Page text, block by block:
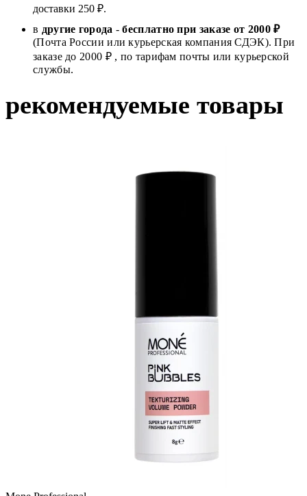
доставки 250 ₽.
в другие города -бесплатно при заказе от 2000 ₽
(Почта России или курьерская компания СДЭК). При
заказе до 2000 ₽ , по тарифам почты или курьерской
службы.
рекомендуемые товары